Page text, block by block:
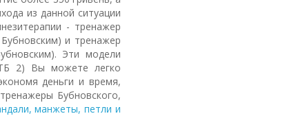
из данной ситуации
- тренажер
и тренажер
Эти модели
2) Вы можете легко
деньги и время,
Бубновского,
манжеты, петли и